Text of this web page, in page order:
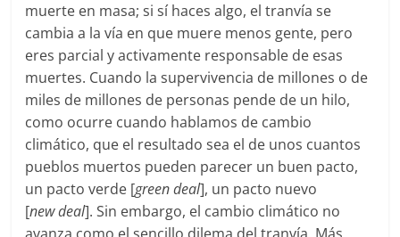
muerte en masa; si sí haces algo, el tranvía se
cambia a la vía en que muere menos gente, pero
eres parcial y activamente responsable de esas
muertes. Cuando la supervivencia de millones o de
miles de millones de personas pende de un hilo,
como ocurre cuando hablamos de cambio
climático, que el resultado sea el de unos cuantos
pueblos muertos pueden parecer un buen pacto,
un pacto verde [green deal], un pacto nuevo
[newdeal]. Sin embargo, el cambio climático no